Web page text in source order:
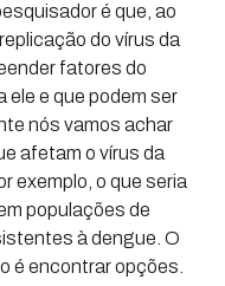
é que, ao
do vírus da
fatores do
e que podem ser
nós vamos achar
afetam o vírus da
exemplo, o que seria
populações de
à dengue. O
é encontrar opções.